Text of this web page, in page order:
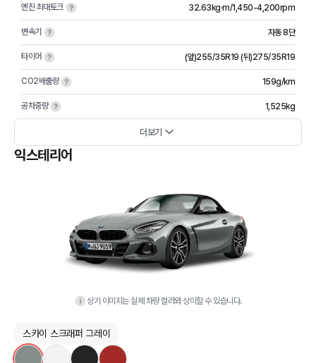
엔진 최대토크 32.63kg·m/1,450-4,200rpm
변속기 자동 8단
타이어 (앞)255/35R19 (뒤)275/35R19
CO2배출량 159g/km
공차중량 1,525kg
더보기
익스테리어
상기 이미지는 실제 차량 컬러와 상이할 수 있습니다.
스카이 스크래퍼 그레이